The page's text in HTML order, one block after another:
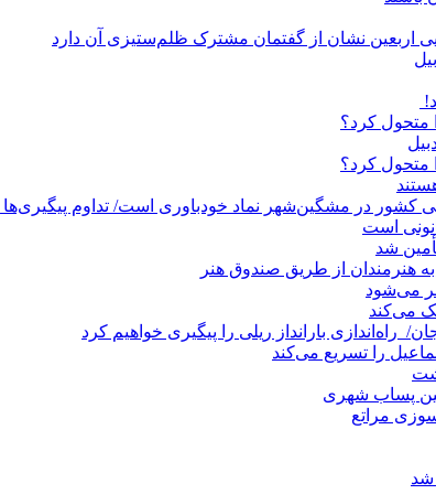
اربعین نشان از گفتمان مشترک ظلم‌ستیزی آن دارد
متحول کرد؟
متحول کرد؟
کشور در مشگین‌شهر نماد خودباوری است/ تداوم
است
می‌کند
راه‌اندازی بارانداز ریلی را پیگیری خواهیم کرد
را تسریع می‌کند
پساب شهری
مراتع
شد